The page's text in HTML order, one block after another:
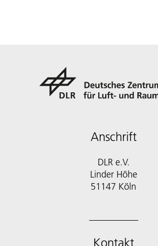
Anschrift
DLR e.V.
Linder Höhe
51147 Köln
Kontakt